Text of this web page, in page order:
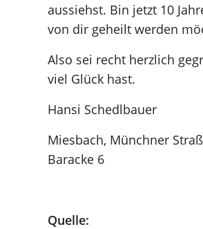
aussiehst. Bin jetzt 10
von dir geheilt werden
Also sei recht herzlich
viel Glück hast.
Hansi Schedlbauer
Miesbach, Münchner
Baracke 6
Quelle: